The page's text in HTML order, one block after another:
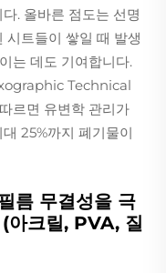
. 올바른 점도는 선명
시트들이 쌓일 때 발생
는 데도 기여합니다.
Technical
르면 유변학 관리가
25%까지 폐기물이
름 무결성을 극
아크릴, PVA, 질